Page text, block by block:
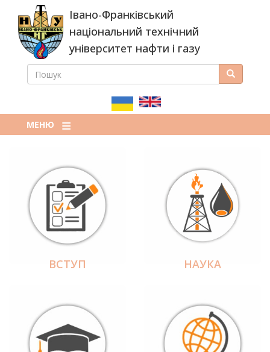
основного
вмісту
Івано-Франківський
національний технічний
університет нафти і газу
ПОШУКОВА
ПОШУК Пошук
МЕНЮ
ВСТУП НАУКА